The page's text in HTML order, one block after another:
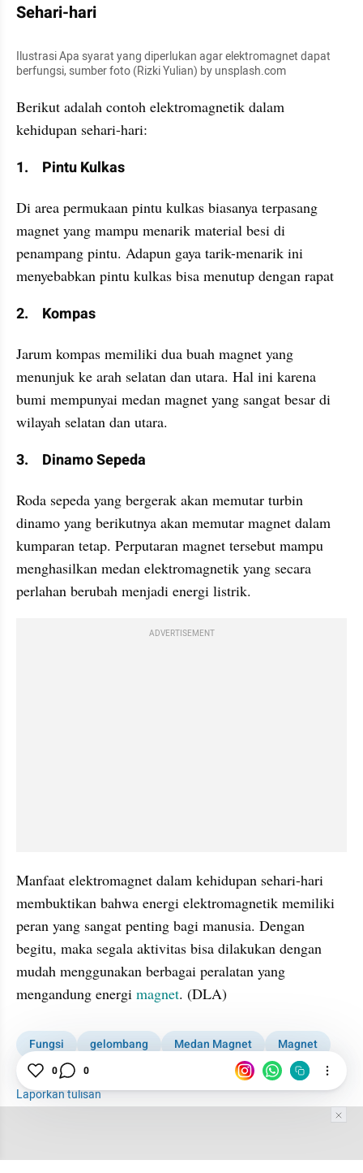
Sehari-hari
Ilustrasi Apa syarat yang diperlukan agar elektromagnet dapat
berfungsi, sumber foto (Rizki Yulian) by unsplash.com
Berikut adalah contoh elektromagnetik dalam
kehidupan sehari-hari:
1.	Pintu Kulkas
Di area permukaan pintu kulkas biasanya terpasang
magnet yang mampu menarik material besi di
penampang pintu. Adapun gaya tarik-menarik ini
menyebabkan pintu kulkas bisa menutup dengan rapat
2.	Kompas
Jarum kompas memiliki dua buah magnet yang
menunjuk ke arah selatan dan utara. Hal ini karena
bumi mempunyai medan magnet yang sangat besar di
wilayah selatan dan utara.
3.	Dinamo Sepeda
Roda sepeda yang bergerak akan memutar turbin
dinamo yang berikutnya akan memutar magnet dalam
kumparan tetap. Perputaran magnet tersebut mampu
menghasilkan medan elektromagnetik yang secara
perlahan berubah menjadi energi listrik.
ADVERTISEMENT
Manfaat elektromagnet dalam kehidupan sehari-hari
membuktikan bahwa energi elektromagnetik memiliki
peran yang sangat penting bagi manusia. Dengan
begitu, maka segala aktivitas bisa dilakukan dengan
mudah menggunakan berbagai peralatan yang
mengandung energi magnet. (DLA)
Fungsi gelombang Medan Magnet
Magnet
Fisika
Laporkan tulisan
0 0